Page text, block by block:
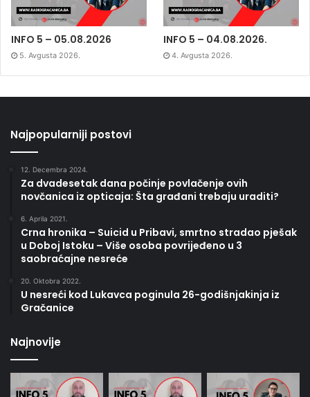
INFO 5 – 05.08.2026
5. Avgusta 2026.
INFO 5 – 04.08.2026.
4. Avgusta 2026.
Najpopularniji postovi
12. Decembra 2024.
Za dvadesetak dana počinje povlačenje ovih
novčanica iz opticaja: Šta građani trebaju uraditi?
6. Aprila 2021.
Crna hronika – Suicid u Pribavi, smrtno stradao pješak
u Doboj Istoku – Više osoba povrijeđeno u 3
saobraćajne nesreće
20. Oktobra 2022.
U nesreći kod Lukavca poginula 26-godišnjakinja iz
Gračanice
Najnovije